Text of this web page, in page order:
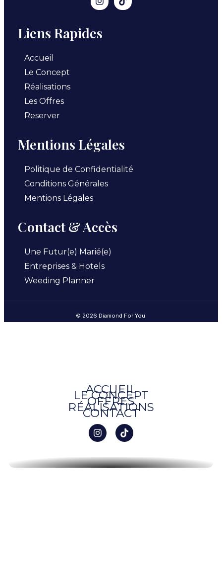
Liens Rapides
Accueil
Le Concept
Réalisations
Les Offres
Reserver
Mentions Légales
Politique de Confidentialité
Conditions Générales
Mentions Légales
Contact & Accès
Une Futur(e) Marié(e)
Entreprises & Hotels
Weeding Planner
© 2026 Diamond For You.
ACCUEIL
LE CONCEPT
OFFRES
RÉALISATIONS
CONTACT